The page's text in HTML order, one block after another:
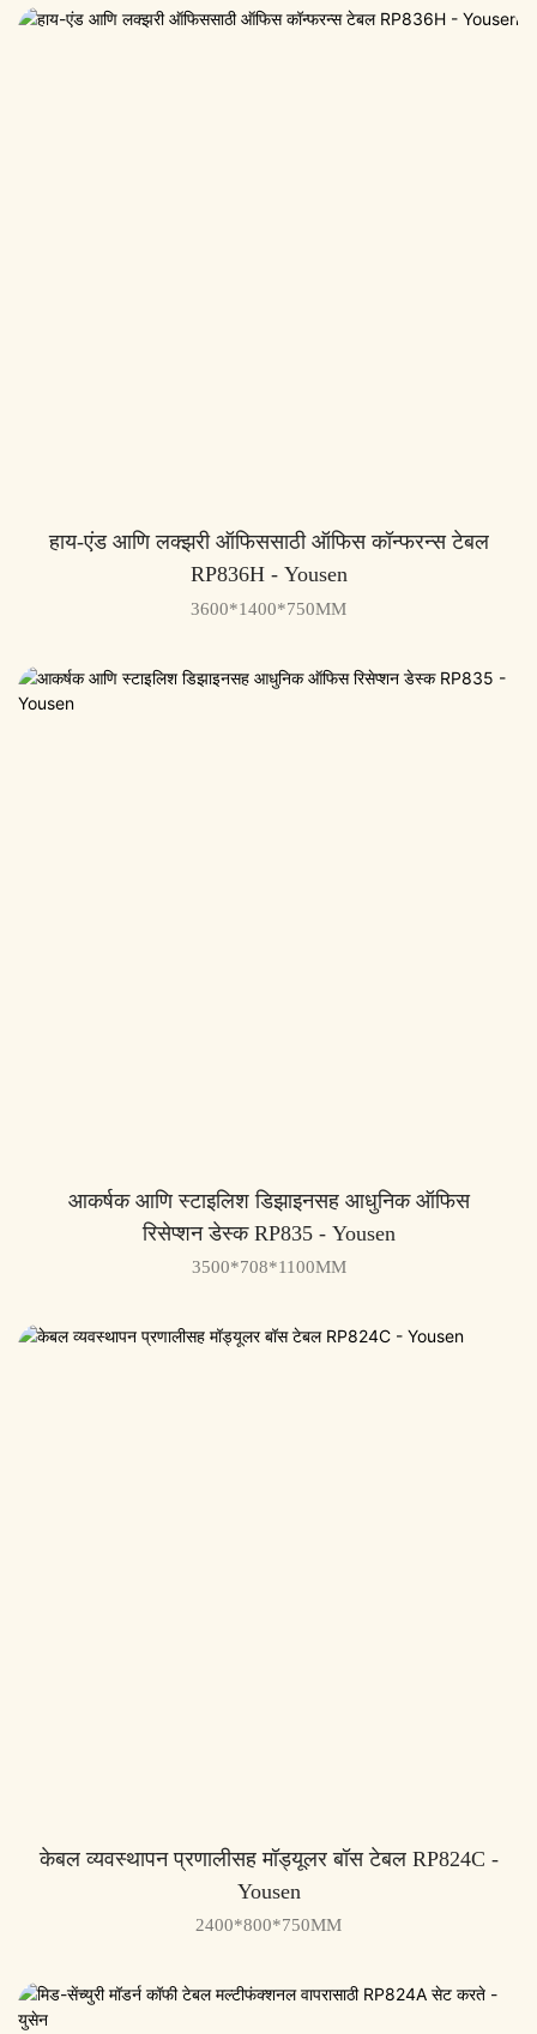
हाय-एंड आणि लक्झरी ऑफिससाठी ऑफिस कॉन्फरन्स टेबल
RP836H - Yousen
3600*1400*750MM
आकर्षक आणि स्टाइलिश डिझाइनसह आधुनिक ऑफिस
रिसेप्शन डेस्क RP835 - Yousen
3500*708*1100MM
केबल व्यवस्थापन प्रणालीसह मॉड्यूलर बॉस टेबल RP824C -
Yousen
2400*800*750MM